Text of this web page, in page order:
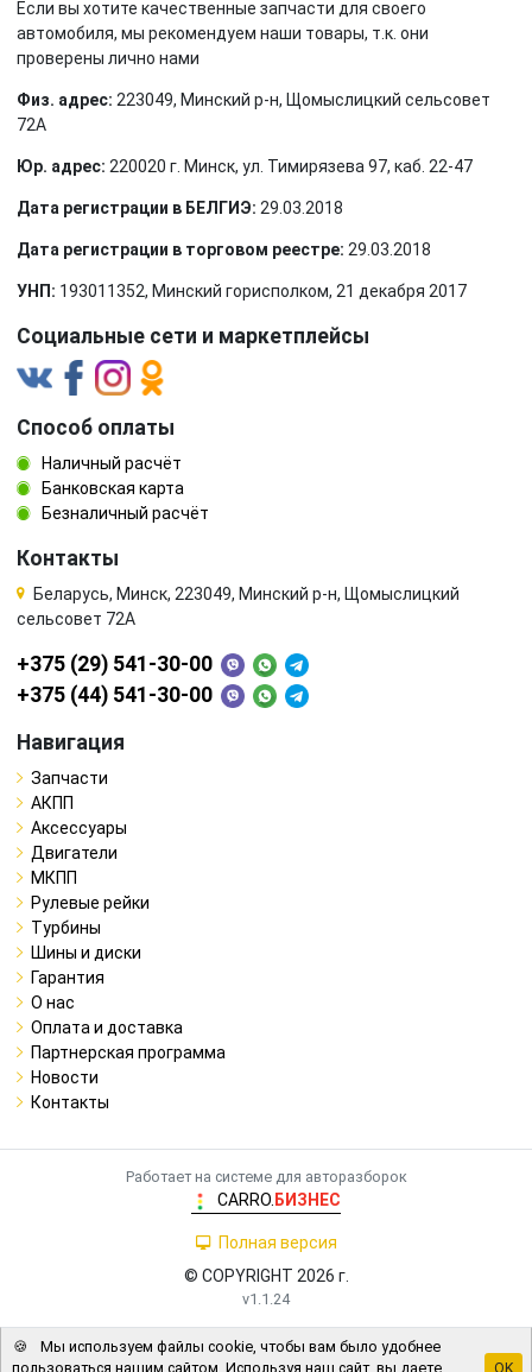
Если вы хотите качественные запчасти для своего
автомобиля, мы рекомендуем наши товары, т.к. они
проверены лично нами
Физ. адрес: 223049, Минский р-н, Щомыслицкий сельсовет
72А
Юр. адрес: 220020 г. Минск, ул. Тимирязева 97, каб. 22-47
Дата регистрации в БЕЛГИЭ: 29.03.2018
Дата регистрации в торговом реестре: 29.03.2018
УНП: 193011352, Минский горисполком, 21 декабря 2017
Социальные сети и маркетплейсы
Способ оплаты
Наличный расчёт
Банковская карта
Безналичный расчёт
Контакты
Беларусь, Минск, 223049, Минский р-н, Щомыслицкий
сельсовет 72А
+375 (29) 541-30-00
+375 (44) 541-30-00
Навигация
Запчасти
АКПП
Аксессуары
Двигатели
МКПП
Рулевые рейки
Турбины
Шины и диски
Гарантия
О нас
Оплата и доставка
Партнерская программа
Новости
Контакты
Работает на системе для авторазборок
CARRO. БИЗНЕС
Полная версия
© COPYRIGHT 2026 г.
v1.1.24
🍪
Мы используем файлы cookie, чтобы вам было удобнее
пользоваться нашим сайтом. Используя наш сайт, вы даете
OK